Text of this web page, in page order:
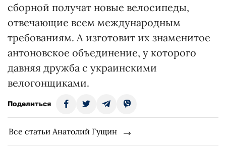
сборной получат новые велосипеды,
отвечающие всем международным
требованиям. А изготовит их знаменитое
антоновское объединение, у которого
давняя дружба с украинскими
велогонщиками.
Поделиться
Все статьи Анатолий Гущин